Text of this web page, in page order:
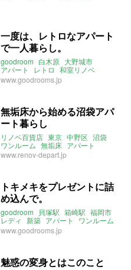
一度は、レトロなアパート
で一人暮らし。
goodroom 白木原 大野城市
アパート
レトロ 和室リノベ
一人暮らし ストーリー
2021年7月のおすすめ
www.goodrooms.jp
無垢床から始める沼袋アパ
ート暮らし
リノベ百貨店 東京 中野区 沼袋
ワンルーム 無垢床 アパート
一人暮らし 二人暮らし
www.renov-depart.jp
トキメキをプレゼントに詰
め込んで。
goodroom 貝塚駅 箱崎駅 福岡市
レディ
新築 アパート
ワンルーム
一人暮らし 2021年3月のおすすめ
www.goodrooms.jp
魅惑の変身とはこのこと